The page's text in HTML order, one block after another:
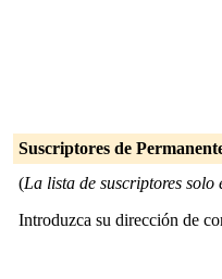
Suscriptores de
(La lista de suscriptores
Introduzca su dirección de